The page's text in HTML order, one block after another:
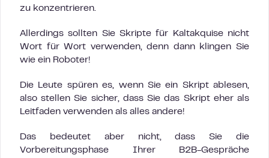
zu konzentrieren.
Allerdings sollten Sie Skripte für Kaltakquise nicht
Wort für Wort verwenden, denn dann klingen Sie
wie ein Roboter!
Die Leute spüren es, wenn Sie ein Skript ablesen,
also stellen Sie sicher, dass Sie das Skript eher als
Leitfaden verwenden als alles andere!
Das bedeutet aber nicht, dass Sie die
Vorbereitungsphase Ihrer B2B-Gespräche